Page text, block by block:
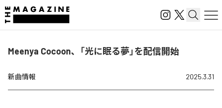
Meenya Cocoon、「光に眠る夢」を配信開始
新曲情報 2025.3.31